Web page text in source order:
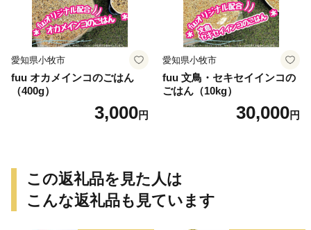
愛知県小牧市
fuu オカメインコのごはん
（400g）
3,000円
愛知県小牧市
fuu 文鳥・セキセイインコの
ごはん（10kg）
30,000円
この返礼品を見た人は
こんな返礼品も見ています